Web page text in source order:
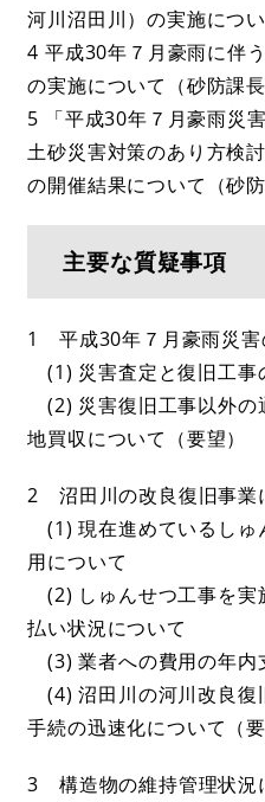
河川沼田川）の実施につ
4 平成30年７月豪雨に伴
の実施について（砂防課長
5 「平成30年７月豪雨災
土砂災害対策のあり方検
の開催結果について（砂防
主要な質疑事項
1 平成30年７月豪雨災
(1) 災害査定と復旧工事
(2) 災害復旧工事以外の
地買収について（要望）
2 沼田川の改良復旧事
(1) 現在進めているしゅ
用について
(2) しゅんせつ工事を実
払い状況について
(3) 業者への費用の年内
(4) 沼田川の河川改良復
手続の迅速化について（要
3 構造物の維持管理状